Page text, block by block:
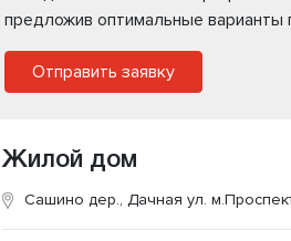
предложив оптимальные варианты
Отправить заявку
Жилой дом
Сашино дер., Дачная ул.